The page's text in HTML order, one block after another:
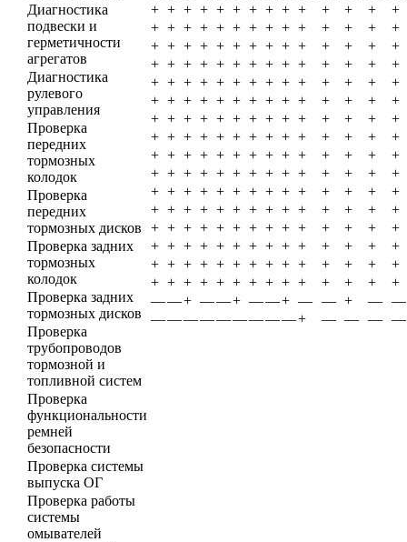
Диагностика
подвески и
герметичности
агрегатов
Диагностика
рулевого
управления
Проверка
передних
тормозных
колодок
Проверка
передних
тормозных дисков
Проверка задних
тормозных
колодок
Проверка задних
тормозных дисков
Проверка
трубопроводов
тормозной и
топливной систем
Проверка
функциональности
ремней
безопасности
Проверка системы
выпуска ОГ
Проверка работы
системы
омывателей
+ + + + + + + + + + + + +
+
+ + + + + + + + + + + + +
+
+ + + + + + + + + + + + +
+
+ + + + + + + + + + + + +
+
+ + + + + + + + + + + + +
+
+ + + + + + + + + + + + +
+
+ + + + + + + + + + + + +
+
+ + + + + + + + + + + + +
+
+ + + + + + + + + + + + +
+
+ + + + + + + + + + + + +
+
+ + + + + + + + + + + + +
+
+ + + + + + + + + + + + +
+
+ + + + + + + + + + + + +
+
+ + + + + + + + + + + + +
+
+ + + + + + + + + + + + +
+
+ + + + + + + + + + + + +
+
——+ ——+ ——+ — — + — —
—————————+ — — — —